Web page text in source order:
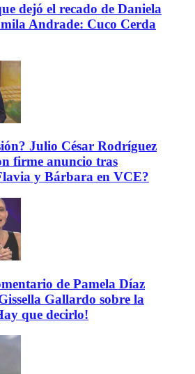
dejó el recado de Daniela
Andrade: Cuco Cerda
Julio César Rodríguez
firme anuncio tras
y Bárbara en VCE?
de Pamela Díaz
Gallardo sobre la
que decirlo!